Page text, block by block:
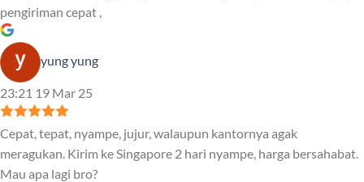
pengiriman cepat ,
yung yung
23:21 19 Mar 25
Cepat, tepat, nyampe, jujur, walaupun kantornya agak
meragukan. Kirim ke Singapore 2 hari nyampe, harga bersahabat.
Mau apa lagi bro?